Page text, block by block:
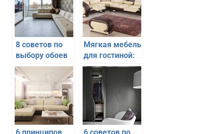
8 советов по
выбору обоев
для гостиной
Мягкая мебель
для гостиной:
10 советов по
выбору